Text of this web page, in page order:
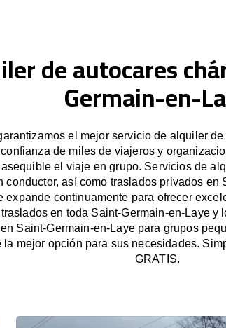
de autocares
Germain-en-
el mejor servicio de alquiler
de miles de viajeros y
el viaje en grupo. Servicios de
conductor, así como traslados privados en
expande continuamente para ofrecer
en toda Saint-Germain-en-Laye y
Saint-Germain-en-Laye para grupos
la mejor opción para sus necesidades.
GRATIS.